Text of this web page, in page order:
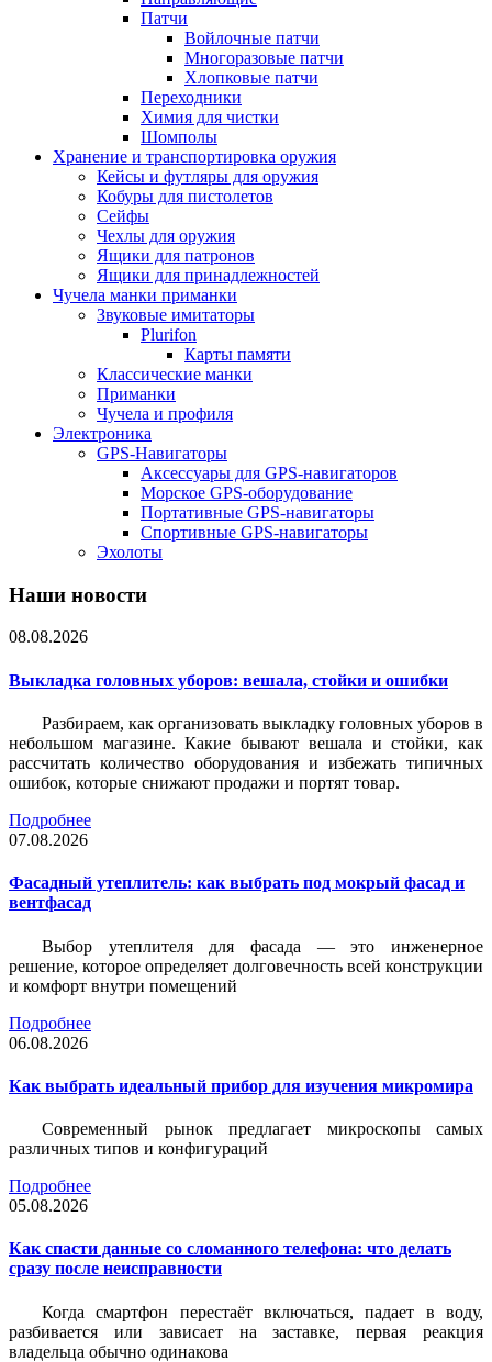
Патчи
Войлочные патчи
Многоразовые патчи
Хлопковые патчи
Переходники
Химия для чистки
Шомполы
Хранение и транспортировка оружия
Кейсы и футляры для оружия
Кобуры для пистолетов
Сейфы
Чехлы для оружия
Ящики для патронов
Ящики для принадлежностей
Чучела манки приманки
Звуковые имитаторы
Plurifon
Карты памяти
Классические манки
Приманки
Чучела и профиля
Электроника
GPS-Навигаторы
Аксессуары для GPS-навигаторов
Морское GPS-оборудование
Портативные GPS-навигаторы
Спортивные GPS-навигаторы
Эхолоты
Наши новости
08.08.2026
Выкладка головных уборов: вешала, стойки и ошибки
Разбираем, как организовать выкладку головных уборов в
небольшом магазине. Какие бывают вешала и стойки, как
рассчитать количество оборудования и избежать типичных
ошибок, которые снижают продажи и портят товар.
Подробнее
07.08.2026
Фасадный утеплитель: как выбрать под мокрый фасад и
вентфасад
Выбор утеплителя для фасада — это инженерное
решение, которое определяет долговечность всей конструкции
и комфорт внутри помещений
Подробнее
06.08.2026
Как выбрать идеальный прибор для изучения микромира
Современный рынок предлагает микроскопы самых
различных типов и конфигураций
Подробнее
05.08.2026
Как спасти данные со сломанного телефона: что делать
сразу после неисправности
Когда смартфон перестаёт включаться, падает в воду,
разбивается или зависает на заставке, первая реакция
владельца обычно одинакова